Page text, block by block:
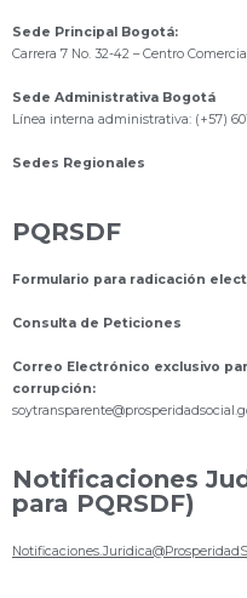
Sede Principal Bogotá:
Carrera 7 No. 32-42 – Centro
Sede Administrativa Bogotá
Línea interna administrativa: (+57)
Sedes Regionales
PQRSDF
Formulario para radicación
Consulta de Peticiones
Correo Electrónico exclusivo
corrupción:
s
Notificaciones
para PQRSDF)